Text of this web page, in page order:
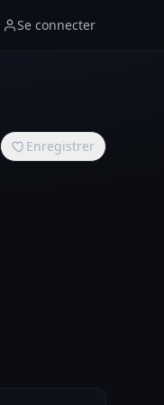
Se connecter
Enregistrer